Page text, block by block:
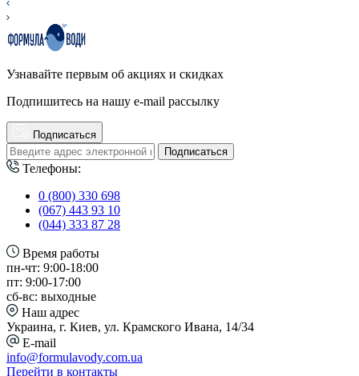
Узнавайте первым об акциях и скидках
Подпишитесь на нашу e-mail рассылку
Подписаться
Подписаться
Телефоны:
0 (800) 330 698
(067) 443 93 10
(044) 333 87 28
Время работы
пн-чт: 9:00-18:00
пт: 9:00-17:00
сб-вс: выходные
Наш адрес
Украина, г. Киев, ул. Крамского Ивана, 14/34
E-mail
info@formulavody.com.ua
Перейти в контакты